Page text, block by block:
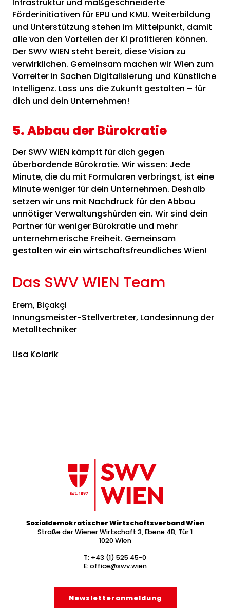
Förderinitiativen für EPU und KMU. Weiterbildung
und Unterstützung stehen im Mittelpunkt, damit
alle von den Vorteilen der KI profitieren können.
Der SWV WIEN steht bereit, diese Vision zu
verwirklichen. Gemeinsam machen wir Wien zum
Vorreiter in Sachen Digitalisierung und Künstliche
Intelligenz. Lass uns die Zukunft gestalten – für
dich und dein Unternehmen!
5. Abbau der Bürokratie
Der SWV WIEN kämpft für dich gegen
überbordende Bürokratie. Wir wissen: Jede
Minute, die du mit Formularen verbringst, ist eine
Minute weniger für dein Unternehmen. Deshalb
setzen wir uns mit Nachdruck für den Abbau
unnötiger Verwaltungshürden ein. Wir sind dein
Partner für weniger Bürokratie und mehr
unternehmerische Freiheit. Gemeinsam
gestalten wir ein wirtschaftsfreundliches Wien!
Das SWV WIEN Team
Erem, Biçakçi
Innungsmeister-Stellvertreter, Landesinnung der
Metalltechniker
Lisa Kolarik
Sozialdemokratischer Wirtschaftsverband Wien
Straße der Wiener Wirtschaft 3, Ebene 4B, Tür 1
1020 Wien
T: +43 (1) 525 45-0
E: office@swv.wien
Newsletter­anmeldung